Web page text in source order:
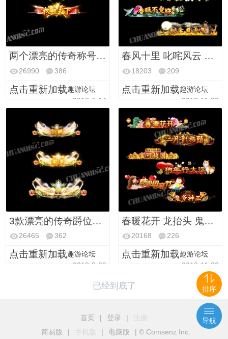
两个漂亮的传奇称号 君临天下(PNG格式)
26990 386
点击重新加载趣游论坛
2018-7-14
春风十里 叱咤风云 步步生花等6款动态称号素材(PNG格式)
18203 209
点击重新加载趣游论坛
2018-11-22
3款漂亮的传奇爵位称号素材一(PNG格式)
26465 362
点击重新加载趣游论坛
2018-8-29
春暖花开 龙抬头 鬼斧神工等6款动态称号素材(PNG格式)
20168 226
点击重新加载趣游论坛
2018-11-22
已经到底了
首页 | 登录 |
简易版
| 手机版 | 电脑版 | © Comsenz Inc.
排序
导航